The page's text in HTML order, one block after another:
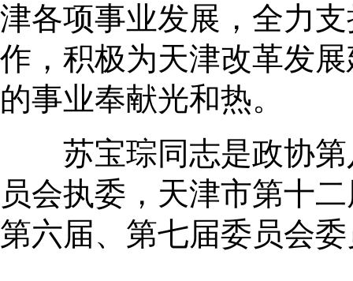
津各项事业发展，全力
作，积极为天津改革发
的事业奉献光和热。
苏宝琮同志是政协第
员会执委，天津市第十
第六届、第七届委员会